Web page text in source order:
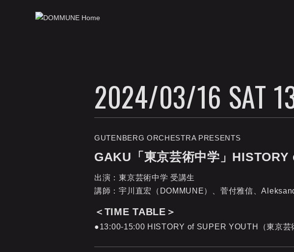
2024/03/16 SAT
GUTENBERG ORCHESTRA PRESENTS
GAKU「東京芸術中学」
出演：東京芸術中学 受講生
講師：宇川直宏（DOMMUNE）、菅付雅信、
＜TIME TABLE＞
●13:00-15:00 HISTORY of SUPER YOUTH（東京芸